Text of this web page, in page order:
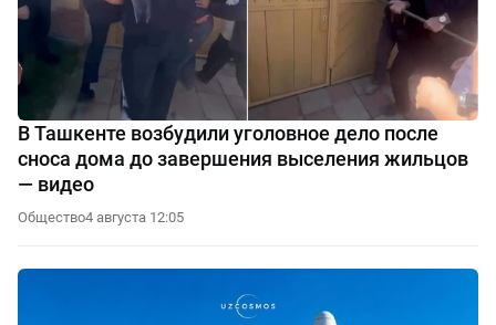
В Ташкенте возбудили уголовное дело после
сноса дома до завершения выселения жильцов
— видео
Общество4 августа 12:05